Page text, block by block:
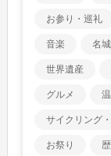
お参り・巡礼
音楽 名城
世界遺産
グルメ
サイクリング
お祭り